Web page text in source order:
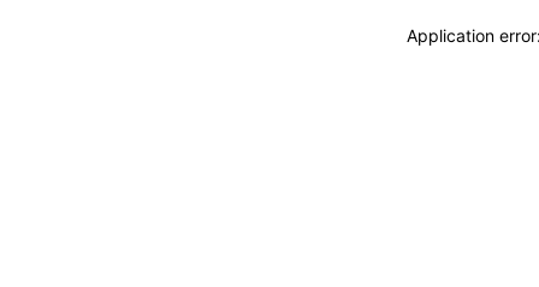
Application